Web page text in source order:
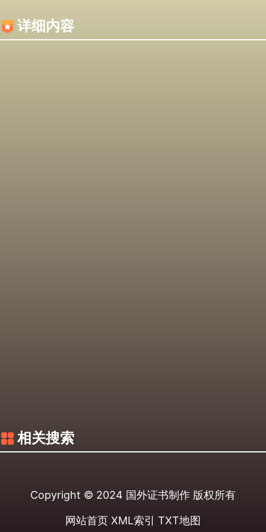
详细内容
相关搜索
Copyright © 2024 国外证书制作 版权所有
网站首页 XML索引 TXT地图